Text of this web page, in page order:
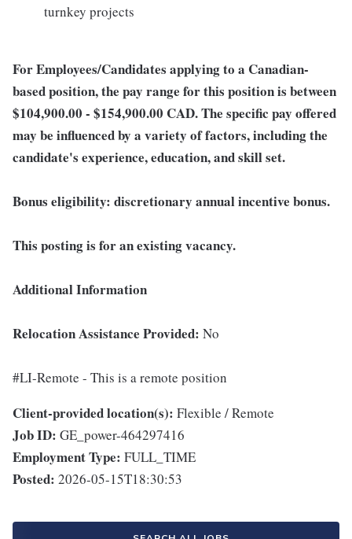
turnkey projects
For Employees/Candidates applying to a Canadian-
based position, the pay range for this position is between
$104,900.00 - $154,900.00 CAD. The specific pay offered
may be influenced by a variety of factors, including the
candidate's experience, education, and skill set.
Bonus eligibility: discretionary annual incentive bonus.
This posting is for an existing vacancy.
Additional Information
Relocation Assistance Provided: No
#LI-Remote - This is a remote position
Client-provided location(s): Flexible / Remote
Job ID: GE_power-464297416
Employment Type: FULL_TIME
Posted: 2026-05-15T18:30:53